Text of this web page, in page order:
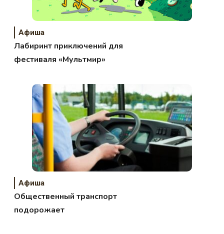
Афиша
Лабиринт приключений для
фестиваля «Мультмир»
Афиша
Общественный транспорт
подорожает